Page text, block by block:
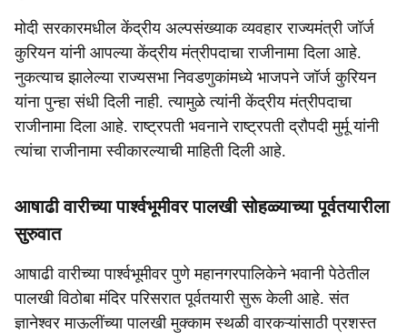
मोदी सरकारमधील केंद्रीय अल्पसंख्याक व्यवहार राज्यमंत्री जॉर्ज
कुरियन यांनी आपल्या केंद्रीय मंत्रीपदाचा राजीनामा दिला आहे.
नुकत्याच झालेल्या राज्यसभा निवडणुकांमध्ये भाजपने जॉर्ज कुरियन
यांना पुन्हा संधी दिली नाही. त्यामुळे त्यांनी केंद्रीय मंत्रीपदाचा
राजीनामा दिला आहे. राष्ट्रपती भवनाने राष्ट्रपती द्रौपदी मुर्मू यांनी
त्यांचा राजीनामा स्वीकारल्याची माहिती दिली आहे.
आषाढी वारीच्या पार्श्वभूमीवर पालखी सोहळ्याच्या पूर्वतयारीला
सुरुवात
आषाढी वारीच्या पार्श्वभूमीवर पुणे महानगरपालिकेने भवानी पेठेतील
पालखी विठोबा मंदिर परिसरात पूर्वतयारी सुरू केली आहे. संत
ज्ञानेश्वर माऊलींच्या पालखी मुक्काम स्थळी वारकऱ्यांसाठी प्रशस्त